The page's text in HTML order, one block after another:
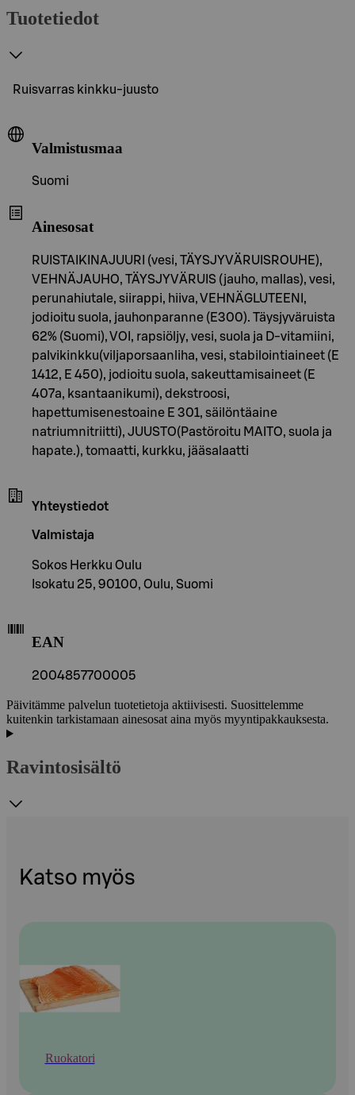
Tuotetiedot
Ruisvarras kinkku-juusto
Valmistusmaa
Suomi
Ainesosat
RUISTAIKINAJUURI (vesi, TÄYSJYVÄRUISROUHE),
VEHNÄJAUHO, TÄYSJYVÄRUIS (jauho, mallas), vesi,
perunahiutale, siirappi, hiiva, VEHNÄGLUTEENI,
jodioitu suola, jauhonparanne (E300). Täysjyväruista
62% (Suomi), VOI, rapsiöljy, vesi, suola ja D-vitamiini,
palvikinkku(viljaporsaanliha, vesi, stabilointiaineet (E
1412, E 450), jodioitu suola, sakeuttamisaineet (E
407a, ksantaanikumi), dekstroosi,
hapettumisenestoaine E 301, säilöntäaine
natriumnitriitti), JUUSTO(Pastöroitu MAITO, suola ja
hapate.), tomaatti, kurkku, jääsalaatti
Yhteystiedot
Valmistaja
Sokos Herkku Oulu
Isokatu 25, 90100, Oulu, Suomi
EAN
2004857700005
Päivitämme palvelun tuotetietoja aktiivisesti. Suosittelemme
kuitenkin tarkistamaan ainesosat aina myös myyntipakkauksesta.
Ravintosisältö
Katso myös
Ruokatori